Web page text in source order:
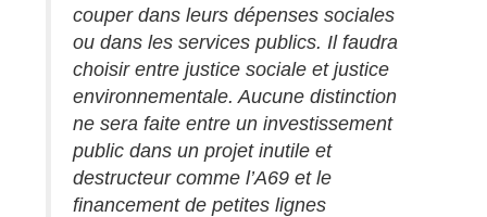
couper dans leurs dépenses sociales
ou dans les services publics. Il faudra
choisir entre justice sociale et justice
environnementale. Aucune distinction
ne sera faite entre un investissement
public dans un projet inutile et
destructeur comme l’A69 et le
financement de petites lignes